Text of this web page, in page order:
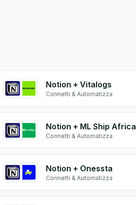
Notion + Vitalogs
Connetti & Automatizza
Notion + ML Ship Africa
Connetti & Automatizza
Notion + Onessta
Connetti & Automatizza